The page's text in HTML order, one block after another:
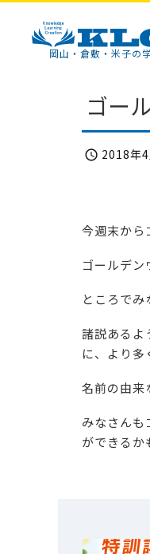
KLCセミナー岡山・倉敷・米子の
ゴー
 2018年
今週末から
ゴールデン
ところで
諸説あるよ
に、より多
名前の由来
みなさんも
ができるか